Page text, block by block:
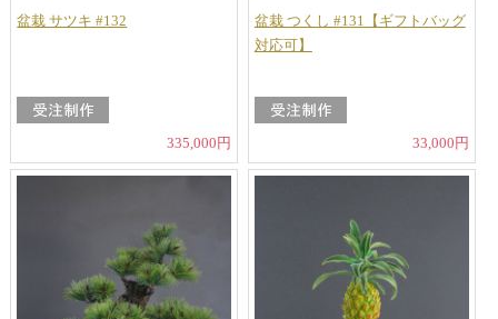
盆栽 サツキ #132
335,000円
盆栽 つくし #131【ギフトバッグ
対応可】
33,000円